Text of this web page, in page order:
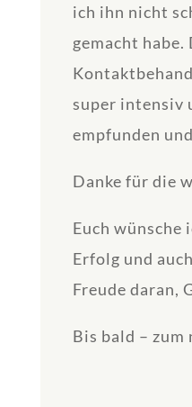
ich ihn nicht
gemacht habe.
super intensiv
empfunden
Danke für die
Euch wünsche
Erfolg und
Freude daran,
Bis bald – zum